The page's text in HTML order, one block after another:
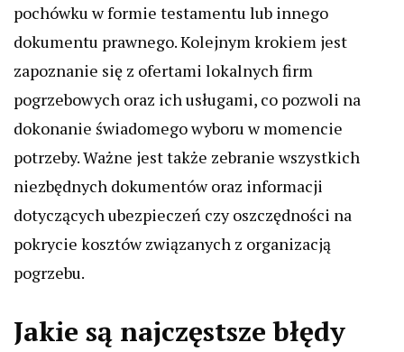
pochówku w formie testamentu lub innego
dokumentu prawnego. Kolejnym krokiem jest
zapoznanie się z ofertami lokalnych firm
pogrzebowych oraz ich usługami, co pozwoli na
dokonanie świadomego wyboru w momencie
potrzeby. Ważne jest także zebranie wszystkich
niezbędnych dokumentów oraz informacji
dotyczących ubezpieczeń czy oszczędności na
pokrycie kosztów związanych z organizacją
pogrzebu.
Jakie są najczęstsze błędy